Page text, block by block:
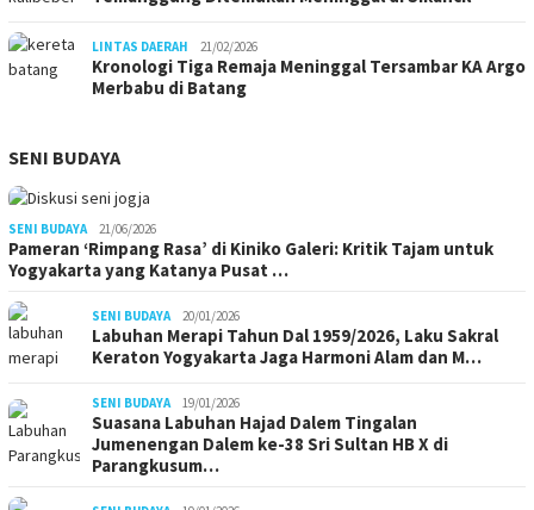
LINTAS DAERAH 21/02/2026
Kronologi Tiga Remaja Meninggal Tersambar KA Argo
Merbabu di Batang
SENI BUDAYA
SENI BUDAYA 21/06/2026
Pameran ‘Rimpang Rasa’ di Kiniko Galeri: Kritik Tajam untuk
Yogyakarta yang Katanya Pusat …
SENI BUDAYA 20/01/2026
Labuhan Merapi Tahun Dal 1959/2026, Laku Sakral
Keraton Yogyakarta Jaga Harmoni Alam dan M…
SENI BUDAYA 19/01/2026
Suasana Labuhan Hajad Dalem Tingalan
Jumenengan Dalem ke-38 Sri Sultan HB X di
Parangkusum…